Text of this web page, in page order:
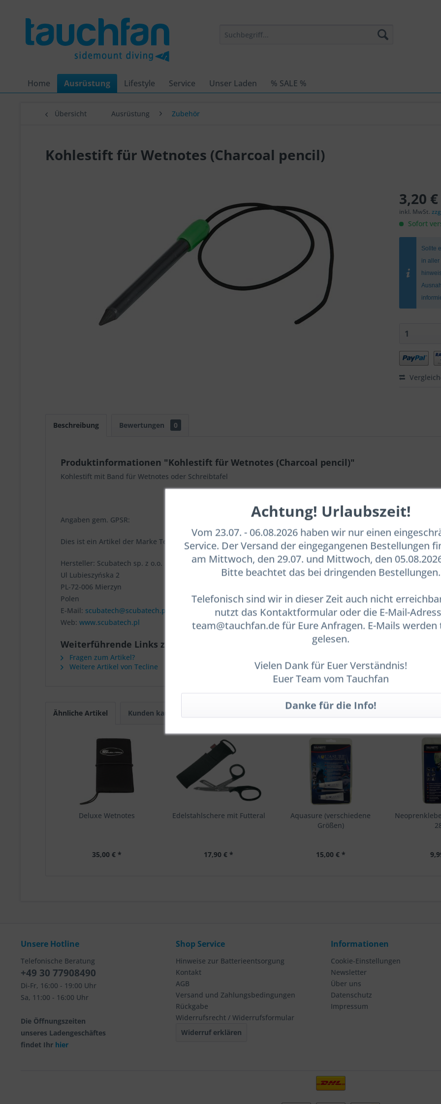
Home Ausrüstung Lifestyle Service Unser Laden % SALE %
Übersicht Ausrüstung Zubehör
Kohlestift für Wetnotes (Charcoal pencil)
3,20
inkl. MwSt.
Sofort
Sollte
in aller
Beschreibung Bewertungen 0
Produktinformationen "Kohlestift für Wetnotes (Charcoal pencil)"
Kohlestift mit Band für Wetnotes oder Schreibtafel
Angaben gem. GPSR:
Dies ist ein Artikel der Marke Tecline.
Hersteller: Scubatech sp. z o.o.
Ul Lubieszyńska 2
PL-72-006 Mierzyn
Polen
E-Mail: scubatech@scubatech.pl
Web: www.scubatech.pl
Weiterführende Links zu "Kohlestift für Wetnotes (Charcoal pencil)"
Fragen zum Artikel?
Weitere Artikel von Tecline
Ähnliche Artikel Kunden kauften auch
Deluxe Wetnotes
35,00 € *
Edelstahlschere mit Futteral
17,90 € *
Aquasure (verschiedene
Größen)
15,00 € *
Achtung! Urlaubszeit!
Vom 23.07. - 06.08.2026 haben wir nur einen
Service. Der Versand der eingegangenen Bestellungen
am Mittwoch, den 29.07. und Mittwoch, den
Bitte beachtet das bei dringenden Bestellungen.
Telefonisch sind wir in dieser Zeit auch nicht
nutzt das Kontaktformular oder die E-Mail-
team@tauchfan.de für Eure Anfragen. E-Mails werden
gelesen.
Vielen Dank für Euer Verständnis!
Euer Team vom Tauchfan
Unsere Hotline
Telefonische Beratung
+49 30 77908490
Di-Fr, 16:00 - 19:00 Uhr
Sa, 11:00 - 16:00 Uhr
Die Öffnungszeiten
unseres Ladengeschäftes
findet Ihr hier
Shop Service
Hinweise zur Batterieentsorgung
Kontakt
AGB
Versand und Zahlungsbedingungen
Rückgabe
Widerrufsrecht / Widerrufsformular
Widerruf erklären
Informationen
Cookie-Einstellungen
Newsletter
Über uns
Datenschutz
Impressum